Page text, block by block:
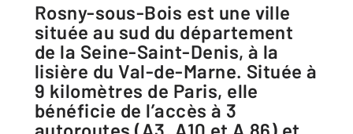
Rosny-sous-Bois est une ville
située au sud du département
de la Seine-Saint-Denis, à la
lisière du Val-de-Marne. Située à
9 kilomètres de Paris, elle
bénéficie de l’accès à 3